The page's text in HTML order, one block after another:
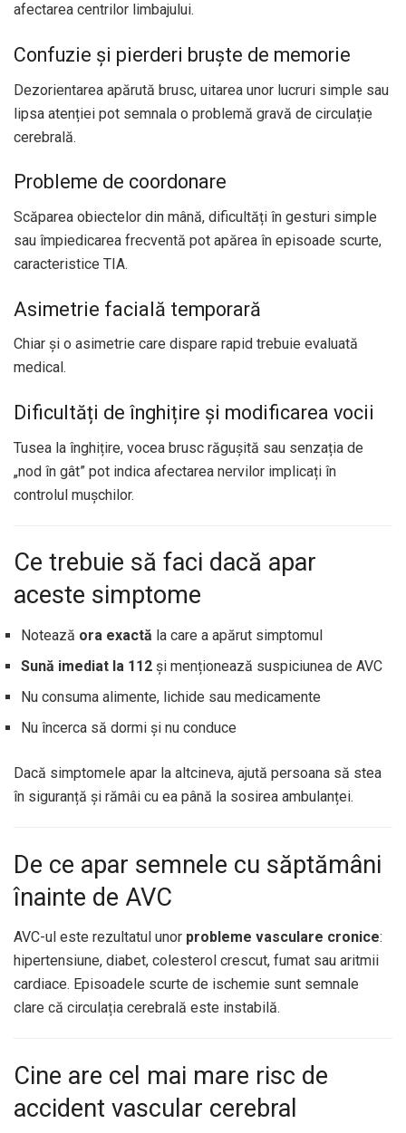
afectarea centrilor limbajului.
Confuzie și pierderi bruște de memorie
Dezorientarea apărută brusc, uitarea unor lucruri simple sau
lipsa atenției pot semnala o problemă gravă de circulație
cerebrală.
Probleme de coordonare
Scăparea obiectelor din mână, dificultăți în gesturi simple
sau împiedicarea frecventă pot apărea în episoade scurte,
caracteristice TIA.
Asimetrie facială temporară
Chiar și o asimetrie care dispare rapid trebuie evaluată
medical.
Dificultăți de înghițire și modificarea vocii
Tusea la înghițire, vocea brusc răgușită sau senzația de
„nod în gât” pot indica afectarea nervilor implicați în
controlul mușchilor.
Ce trebuie să faci dacă apar
aceste simptome
Notează ora exactă la care a apărut simptomul
Sună imediat la 112 și menționează suspiciunea de AVC
Nu consuma alimente, lichide sau medicamente
Nu încerca să dormi și nu conduce
Dacă simptomele apar la altcineva, ajută persoana să stea
în siguranță și rămâi cu ea până la sosirea ambulanței.
De ce apar semnele cu săptămâni
înainte de AVC
AVC-ul este rezultatul unor probleme vasculare cronice:
hipertensiune, diabet, colesterol crescut, fumat sau aritmii
cardiace. Episoadele scurte de ischemie sunt semnale
clare că circulația cerebrală este instabilă.
Cine are cel mai mare risc de
accident vascular cerebral